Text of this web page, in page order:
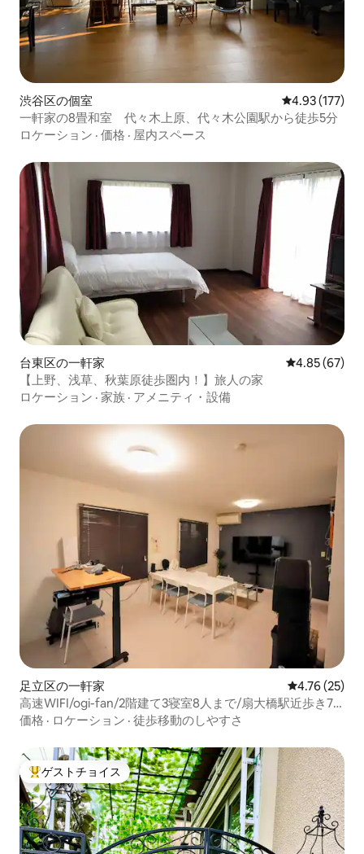
渋谷区の個室 レビュー177
4.93 (177)
一軒家の8畳和室 代々木上原、代々木公園駅から徒歩5分
ロケーション · 価格 · 屋内スペース
台東区の一軒家 レビュー67
4.85 (67)
【上野、浅草、秋葉原徒歩圏内！】旅人の家
ロケーション · 家族 · アメニティ・設備
足立区の一軒家 レビュー25
4.76 (25)
高速WIFI/ogi-fan/2階建て3寝室8人まで/扇大橋駅近歩き7
分/住宅街にある戸建
価格 · ロケーション · 徒歩移動のしやすさ
大好評のゲストチョイスです。
ゲストチョイス